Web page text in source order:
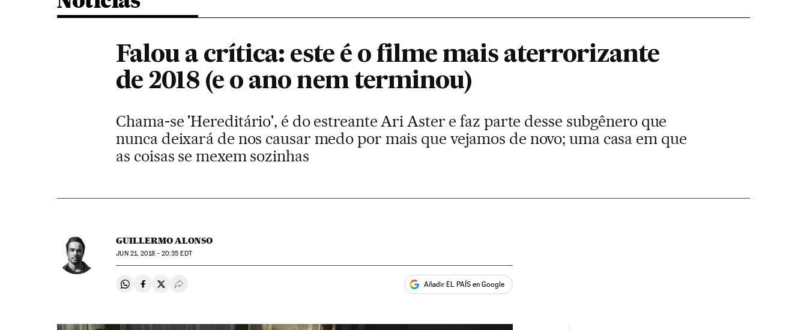
Falou a crítica: este é o filme mais aterrorizante
de 2018 (e o ano nem terminou)
Chama-se 'Hereditário', é do estreante Ari Aster e faz parte desse subgênero que
nunca deixará de nos causar medo por mais que vejamos de novo; uma casa em que
as coisas se mexem sozinhas
GUILLERMO ALONSO
JUN21, 2018 - 20:35 EDT
Compartir en Whatsapp
Compartir en Facebook
Compartir en Twitter
Desplegar Redes Sociales Añadir EL PAÍS en Google